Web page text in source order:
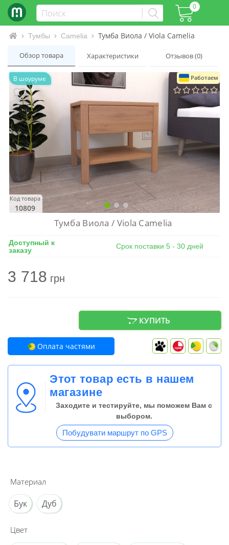
0
Интернет-магазин матрасов и кроватей
Тумбы Camelia Тумба Виола / Viola Camelia
Обзор товара Характеристики Отзывов (0)
Работаем
В шоуруме
Код товара
10809
Тумба Виола / Viola Camelia
Доступный к
заказу
Срок поставки 5 - 30 дней
3 718грн
КУПИТЬ
Оплата частями
Этот товар есть в нашем
магазине
Заходите и тестируйте, мы поможем Вам с
выбором.
Побудувати маршрут по GPS
Материал
Бук Дуб
Цвет